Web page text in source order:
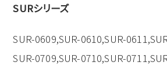
SURシリーズ
SUR-0609,SUR-0610,SUR-
SUR-0709,SUR-0710,SUR-